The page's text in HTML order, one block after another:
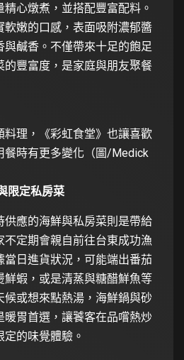
心燉煮，並搭配豐富配料。
軟嫩的口感，表面吸附濃郁醬
鹹香。不僅帶來十足的飽足
的豐富度，是家庭與朋友聚餐
料理，《彩虹食堂》也讓喜歡
餐時有更多變化（圖/Medick
限定私房菜
供應的海鮮與私房菜則是帶給
定期會親自前往台東成功漁
日進貨狀況，可能端出番茄
鮮蝦，或是清蒸與糖醋鮮魚等
候或想來點熱湯，海鮮鍋與砂
暖胃首選，讓饕客在品嚐熱炒
的味覺體驗。